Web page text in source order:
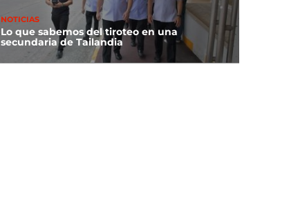
NOTICIAS
Lo que sabemos del tiroteo en una
secundaria de Tailandia